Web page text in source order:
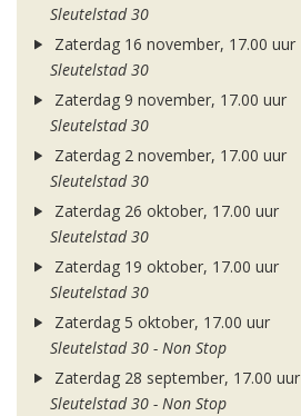
Sleutelstad 30
Zaterdag 16 november, 17.00 uur
Sleutelstad 30
Zaterdag 9 november, 17.00 uur
Sleutelstad 30
Zaterdag 2 november, 17.00 uur
Sleutelstad 30
Zaterdag 26 oktober, 17.00 uur
Sleutelstad 30
Zaterdag 19 oktober, 17.00 uur
Sleutelstad 30
Zaterdag 5 oktober, 17.00 uur
Sleutelstad 30 - Non Stop
Zaterdag 28 september, 17.00 uur
Sleutelstad 30 - Non Stop